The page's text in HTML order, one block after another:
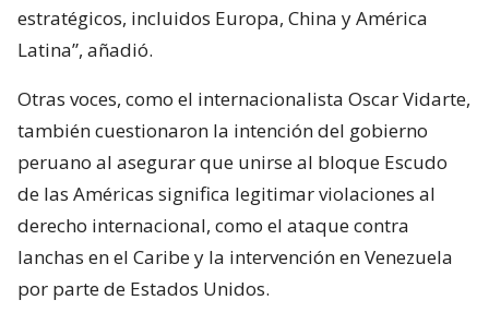
estratégicos, incluidos Europa, China y América
Latina”, añadió.
Otras voces, como el internacionalista Oscar Vidarte,
también cuestionaron la intención del gobierno
peruano al asegurar que unirse al bloque Escudo
de las Américas significa legitimar violaciones al
derecho internacional, como el ataque contra
lanchas en el Caribe y la intervención en Venezuela
por parte de Estados Unidos.